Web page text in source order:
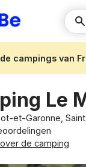
campings van
Le
et-Garonne,
de camping